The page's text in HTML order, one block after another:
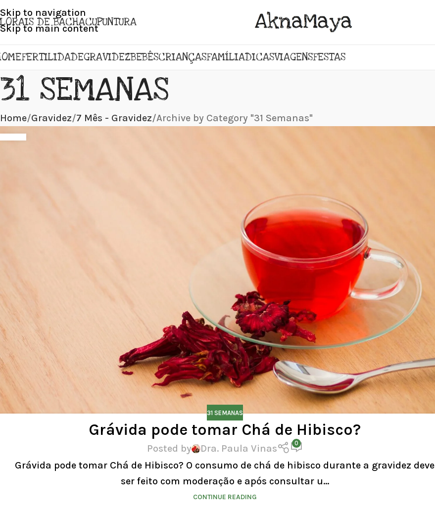
Skip to navigation
Skip to main content
DE BACHACUPUNTURA
FERTILIDADEGRAVIDEZBEBÊSCRIANÇASFAMÍLIADICASVIAGENSFESTAS
31 SEMANAS
Home Gravidez 7 Mês - Gravidez Archive by Category "31 Semanas"
31 SEMANAS
Grávida pode tomar Chá de Hibisco?
Posted by Dra. Paula Vinas 0
Grávida pode tomar Chá de Hibisco? O consumo de chá de hibisco durante a gravidez deve
ser feito com moderação e após consultar u...
CONTINUE READING